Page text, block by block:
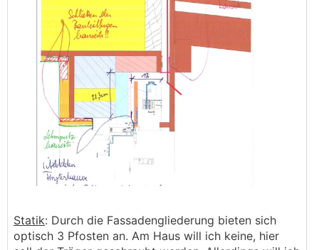
Statik: Durch die Fassadengliederung bieten sich
optisch 3 Pfosten an. Am Haus will ich keine, hier